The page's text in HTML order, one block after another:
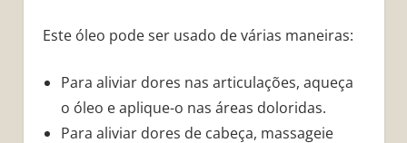
Este óleo pode ser usado de várias maneiras:
Para aliviar dores nas articulações, aqueça
o óleo e aplique-o nas áreas doloridas.
Para aliviar dores de cabeça, massageie